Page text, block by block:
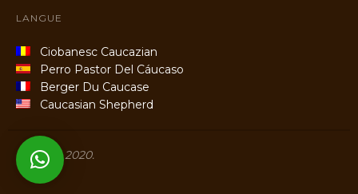
LANGUE
Ciobanesc Caucazian
Perro Pastor Del Cáucaso
Berger Du Caucase
Caucasian Shepherd
Titans © 2020.